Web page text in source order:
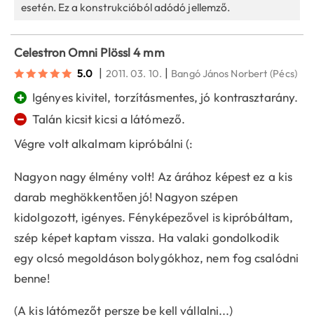
esetén. Ez a konstrukcióból adódó jellemző.
Celestron Omni Plössl 4 mm
5.0 | 2011. 03. 10. | Bangó János Norbert (Pécs)
+ Igényes kivitel, torzításmentes, jó kontrasztarány.
− Talán kicsit kicsi a látómező.
Végre volt alkalmam kipróbálni (:
Nagyon nagy élmény volt! Az árához képest ez a kis
darab meghökkentően jó! Nagyon szépen
kidolgozott, igényes. Fényképezővel is kipróbáltam,
szép képet kaptam vissza. Ha valaki gondolkodik
egy olcsó megoldáson bolygókhoz, nem fog csalódni
benne!
(A kis látómezőt persze be kell vállalni...)